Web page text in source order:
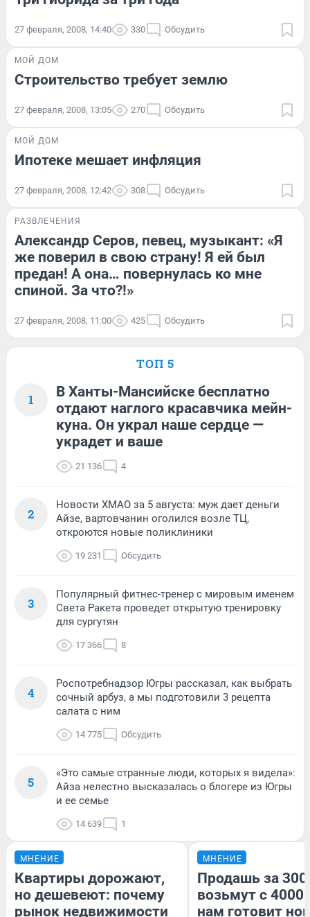
27 февраля, 2008, 14:40 330 Обсудить
МОЙ ДОМ
Строительство требует землю
27 февраля, 2008, 13:05 270 Обсудить
МОЙ ДОМ
Ипотеке мешает инфляция
27 февраля, 2008, 12:42 308 Обсудить
РАЗВЛЕЧЕНИЯ
Александр Серов, певец, музыкант: «Я
же поверил в свою страну! Я ей был
предан! А она… повернулась ко мне
спиной. За что?!»
27 февраля, 2008, 11:00 425 Обсудить
ТОП 5
1
В Ханты-Мансийске бесплатно
отдают наглого красавчика мейн-
куна. Он украл наше сердце —
украдет и ваше
21 136 4
2
Новости ХМАО за 5 августа: муж дает деньги
Айзе, вартовчанин оголился возле ТЦ,
откроются новые поликлиники
19 231 Обсудить
3
Популярный фитнес-тренер с мировым именем
Света Ракета проведет открытую тренировку
для сургутян
17 366 8
4
Роспотребнадзор Югры рассказал, как выбрать
сочный арбуз, а мы подготовили 3 рецепта
салата с ним
14 775 Обсудить
5
«Это самые странные люди, которых я видела»:
Айза нелестно высказалась о блогере из Югры
и ее семье
14 639 1
МНЕНИЕ
Квартиры дорожают,
но дешевеют: почему
рынок недвижимости
МНЕНИЕ
Продашь за
возьмут с
нам готовит